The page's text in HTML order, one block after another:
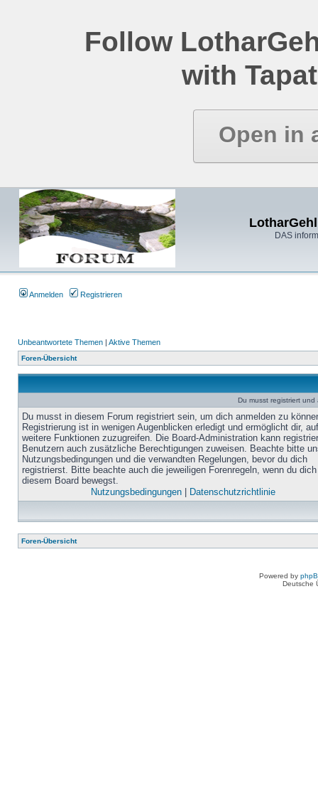
Follow
with
Open in
DAS
Anmelden Registrieren
Unbeantwortete Themen | Aktive Themen
Foren-Übersicht
Du musst registriert
Du musst in diesem Forum registriert sein, um dich anmelden zu
Registrierung ist in wenigen Augenblicken erledigt und ermöglicht dir, auf
weitere Funktionen zuzugreifen. Die Board-Administration kann
Benutzern auch zusätzliche Berechtigungen zuweisen. Beachte bitte
Nutzungsbedingungen und die verwandten Regelungen, bevor du dich
registrierst. Bitte beachte auch die jeweiligen Forenregeln, wenn du
diesem Board bewegst.
Nutzungsbedingungen| Datenschutzrichtlinie
Foren-Übersicht
Powered by
Deutsche